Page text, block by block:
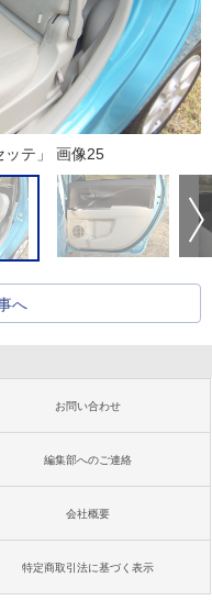
ッテ」 画像25
へ
お問い合わせ
編集部へのご連絡
会社概要
特定商取引法に基づく表示